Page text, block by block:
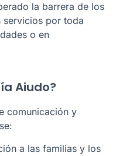
la barrera de los
servicios por toda
o en
Aiudo?
comunicación y
a las familias y los